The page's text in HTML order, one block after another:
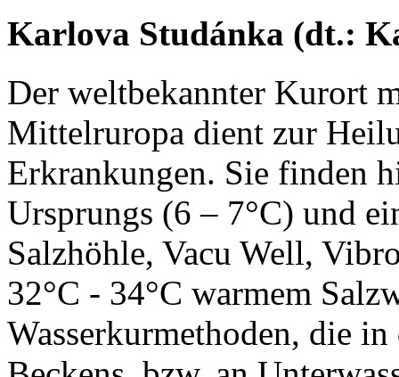
Karlova Studánka (dt.:
Der weltbekannter Kurort
Mittelruropa dient zur
Erkrankungen. Sie finden
Ursprungs (6 – 7°C) und
Salzhöhle, Vacu Well,
32°C - 34°C warmem
Wasserkurmethoden, die